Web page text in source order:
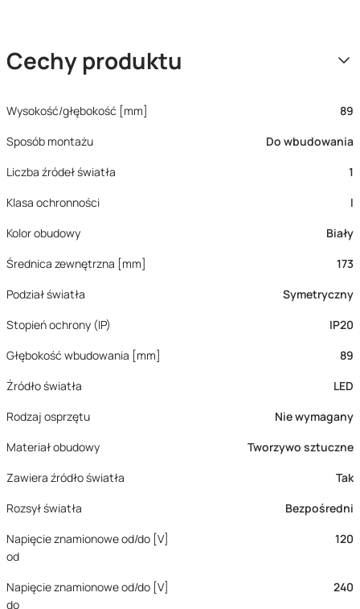
Cechy produktu
Wysokość/głębokość [mm]
89
Sposób montażu
Do wbudowania
Liczba źródeł światła
1
Klasa ochronności
I
Kolor obudowy
Biały
Średnica zewnętrzna [mm]
173
Podział światła
Symetryczny
Stopień ochrony (IP)
IP20
Głębokość wbudowania [mm]
89
Źródło światła
LED
Rodzaj osprzętu
Nie wymagany
Materiał obudowy
Tworzywo sztuczne
Zawiera źródło światła
Tak
Rozsył światła
Bezpośredni
Napięcie znamionowe od/do [V]
od
120
Napięcie znamionowe od/do [V]
do
240